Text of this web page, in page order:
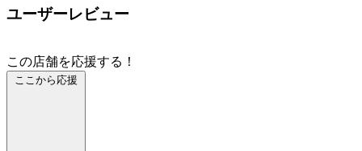
ユーザーレビュー
この店舗を応援する！
ここから応援